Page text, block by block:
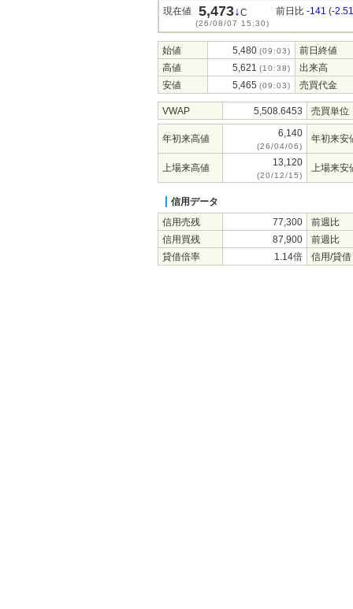
現在値 5,473↓C
(26/08/07 15:30)
前日比 -141 (-
始値 5,480 (09:03)
前日終値
高値
5,621 (10:38)
出来高
安値
5,465 (09:03) 売買代金
VWAP 5,508.6453 売買単位
年初来高値 6,140
(26/04/06)
年初来安
上場来高値 13,120
(20/12/15)
上場来安
信用データ
信用売残
77,300
前週比
信用買残
87,900
前週比
貸借倍率
1.14倍 信用/貸借